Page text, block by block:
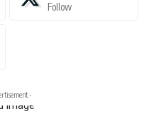
Follow
-